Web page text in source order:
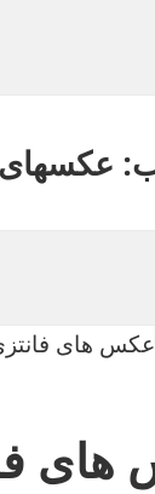
عکسهای
های